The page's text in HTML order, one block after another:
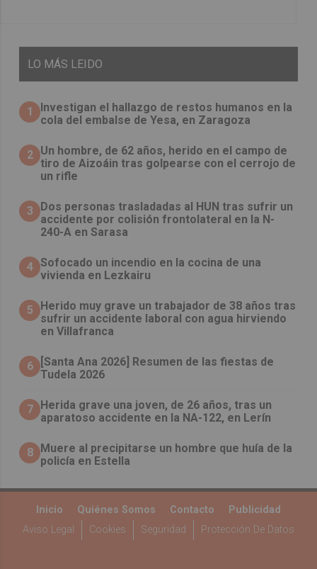
LO MÁS LEIDO
1
Investigan el hallazgo de restos humanos en la
cola del embalse de Yesa, en Zaragoza
2 Un hombre, de 62 años, herido en el campo de
tiro de Aizoáin tras golpearse con el cerrojo de
un rifle
3
​Dos personas trasladadas al HUN tras sufrir un
accidente por colisión frontolateral en la N-
240-A en Sarasa
4 Sofocado un incendio en la cocina de una
vivienda en Lezkairu
5
Herido muy grave un trabajador de 38 años tras
sufrir un accidente laboral con agua hirviendo
en Villafranca
6
[Santa Ana 2026] Resumen de las fiestas de
Tudela 2026
7
Herida grave una joven, de 26 años, tras un
aparatoso accidente en la NA-122, en Lerín
8
Muere al precipitarse un hombre que huía de la
policía en Estella
Inicio Quiénes Somos Contacto
Publicidad
Aviso Legal
Cookies Seguridad Protección De Datos